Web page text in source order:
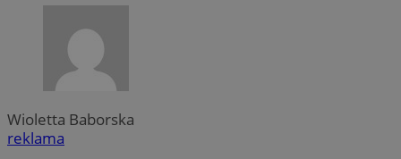
Wioletta Baborska
reklama